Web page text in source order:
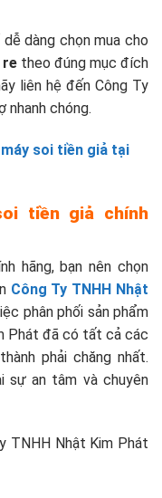
dàng chọn mua cho
re theo đúng mục đích
liên hệ đến Công Ty
chóng.
soi tiền giả tại
tiền giả chính
hãng, bạn nên chọn
Công Ty TNHH Nhật
phân phối sản phẩm
Phát đã có tất cả các
phải chăng nhất.
sự an tâm và chuyên
TNHH Nhật Kim Phát